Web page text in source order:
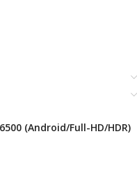
(Android/Full-HD/HDR)